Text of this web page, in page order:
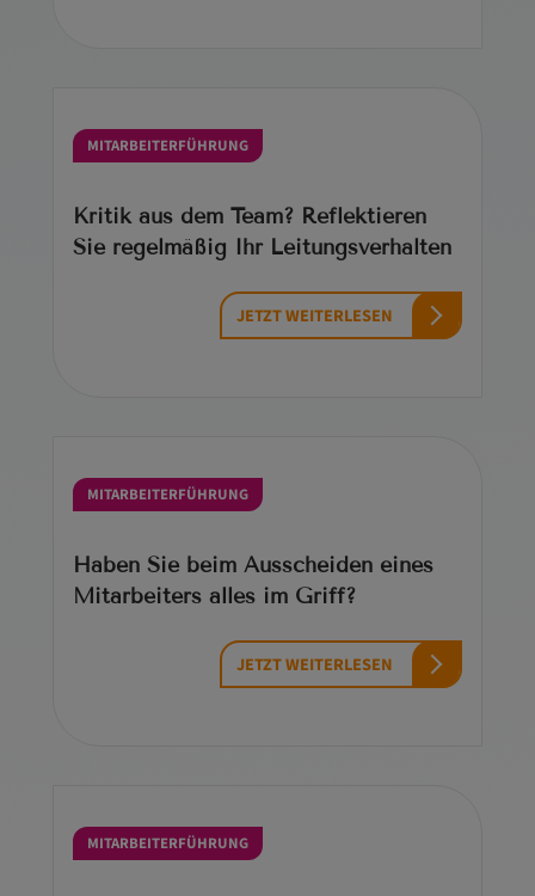
MITARBEITERFÜHRUNG
Kritik aus dem Team? Reflektieren
Sie regelmäßig Ihr Leitungsverhalten
JETZT WEITERLESEN
MITARBEITERFÜHRUNG
Haben Sie beim Ausscheiden eines
Mitarbeiters alles im Griff?
JETZT WEITERLESEN
MITARBEITERFÜHRUNG